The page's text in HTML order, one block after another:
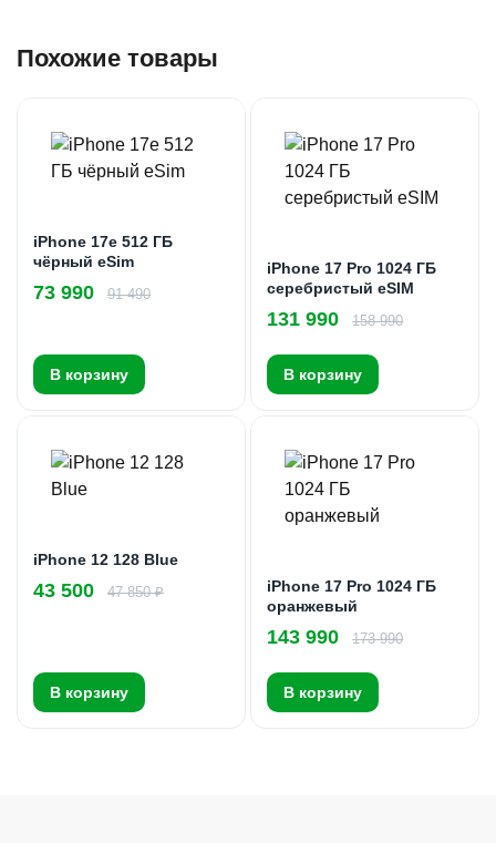
Похожие товары
iPhone 17e 512 ГБ
чёрный eSim
73 990 91 490
В корзину
iPhone 17 Pro 1024 ГБ
серебристый eSIM
131 990 158 990
В корзину
iPhone 12 128 Blue
43 500 47 850 ₽
В корзину
iPhone 17 Pro 1024 ГБ
оранжевый
143 990 173 990
В корзину